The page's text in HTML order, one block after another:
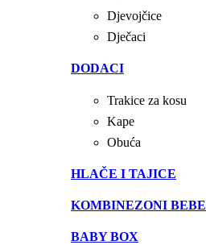
Djevojčice
Dječaci
DODACI
Trakice za kosu
Kape
Obuća
HLAČE I TAJICE
KOMBINEZONI BEBE
BABY BOX